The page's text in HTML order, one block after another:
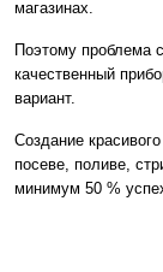
магазинах.
Поэтому проблема
качественный
вариант.
Создание
посеве, поливе,
минимум 50 %